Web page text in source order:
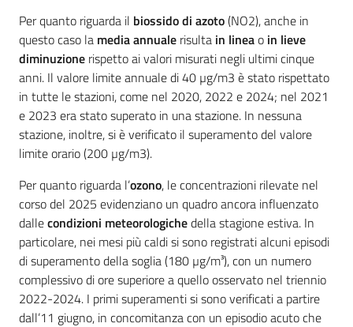
Per quanto riguarda il biossido di azoto(NO2), anche in
questo caso la media annuale risulta in lineao in lieve
diminuzione rispetto ai valori misurati negli ultimi cinque
anni. Il valore limite annuale di 40 µg/m3 è stato rispettato
in tutte le stazioni, come nel 2020, 2022 e 2024; nel 2021
e 2023 era stato superato in una stazione. In nessuna
stazione, inoltre, si è verificato il superamento del valore
limite orario (200 µg/m3).
Per quanto riguarda l’ozono, le concentrazioni rilevate nel
corso del 2025 evidenziano un quadro ancora influenzato
dallecondizioni meteorologichedella stagione estiva. In
particolare, nei mesi più caldi si sono registrati alcuni episodi
di superamento della soglia (180 µg/m³), con un numero
complessivo di ore superiore a quello osservato nel triennio
2022-2024. I primi superamenti si sono verificati a partire
dall’11 giugno, in concomitanza con un episodio acuto che